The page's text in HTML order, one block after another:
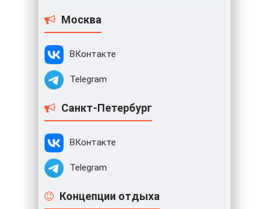
Москва
ВКонтакте
Telegram
Санкт-Петербург
ВКонтакте
Telegram
Концепции отдыха